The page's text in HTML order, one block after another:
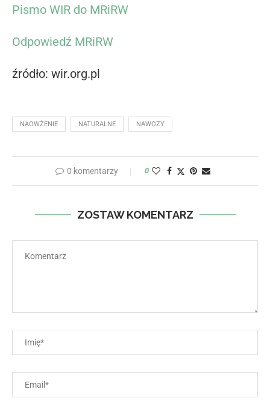
Pismo WIR do MRiRW
Odpowiedź MRiRW
źródło: wir.org.pl
NAOWŻENIE NATURALNE NAWOZY
0 komentarzy 0
ZOSTAW KOMENTARZ